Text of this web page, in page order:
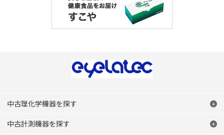
中古理化学機器を探す
中古計測機器を探す